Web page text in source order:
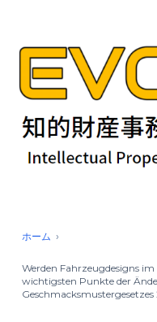
ホーム
Werden Fahrzeugdesigns
wichtigsten Punkte der
Geschmacksmustergesetzes